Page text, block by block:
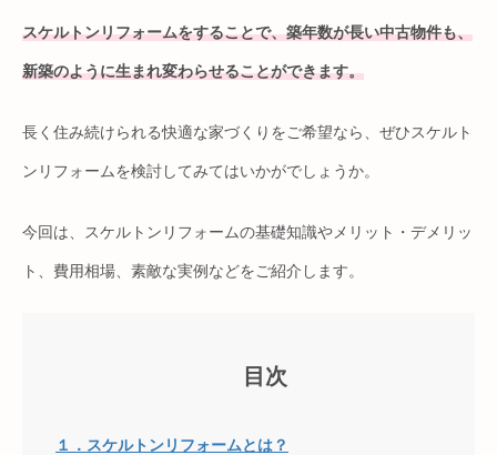
スケルトンリフォームをすることで、築年数が長い中古物件も、
新築のように生まれ変わらせることができます。
長く住み続けられる快適な家づくりをご希望なら、ぜひスケルト
ンリフォームを検討してみてはいかがでしょうか。
今回は、スケルトンリフォームの基礎知識やメリット・デメリッ
ト、費用相場、素敵な実例などをご紹介します。
目次
１．スケルトンリフォームとは？